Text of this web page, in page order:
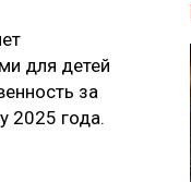
для детей
за
2025 года.